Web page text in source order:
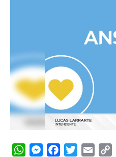
WhatsApp
Messenger
FacebookTwitterEmail